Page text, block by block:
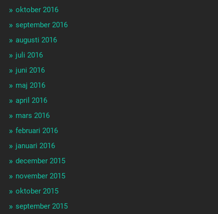
oktober 2016
september 2016
augusti 2016
juli 2016
juni 2016
maj 2016
april 2016
mars 2016
februari 2016
januari 2016
december 2015
november 2015
oktober 2015
september 2015